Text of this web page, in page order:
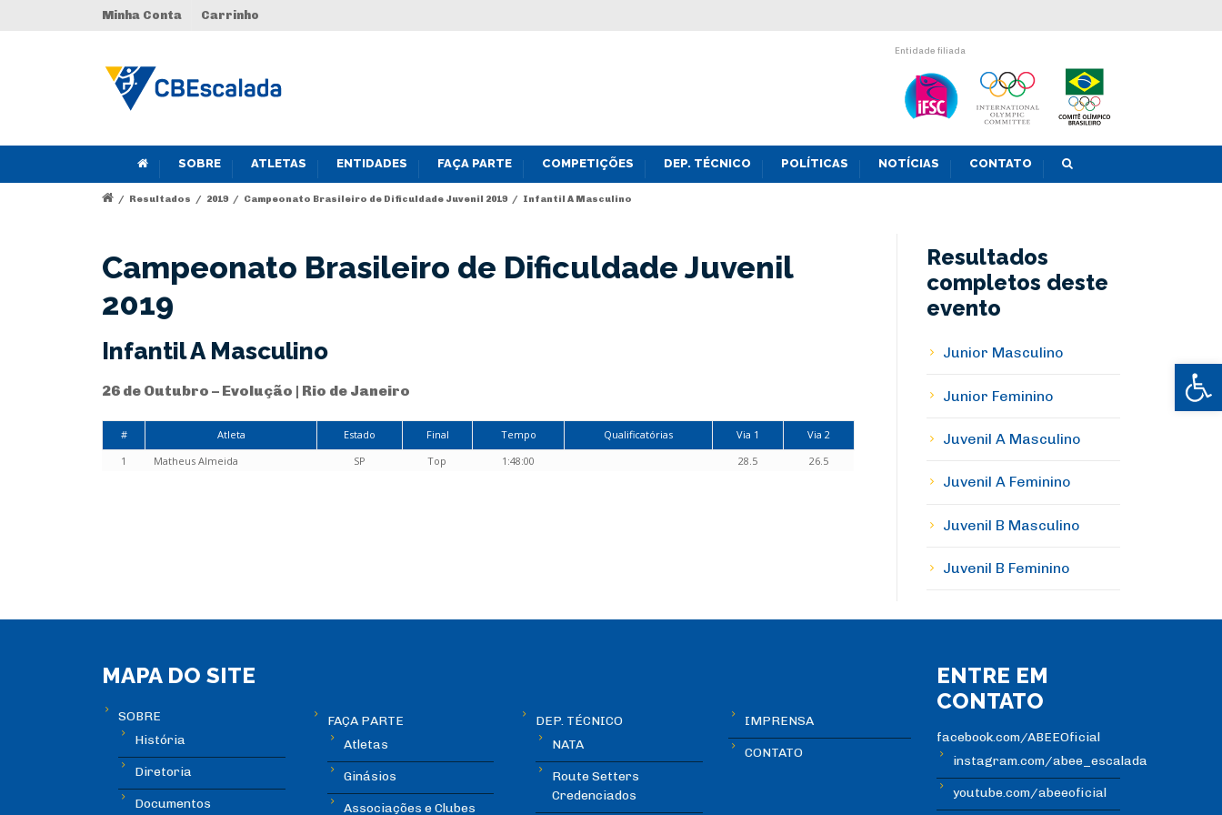
Abrir
Minha Conta Carrinho
Entidade filiada
SOBRE ATLETAS ENTIDADES FAÇA PARTE COMPETIÇÕES DEP. TÉCNICO POLÍTICAS NOTÍCIAS CONTATO
/ Resultados / 2019 / Campeonato Brasileiro de Dificuldade Juvenil 2019 / Infantil A Masculino
Campeonato Brasileiro de Dificuldade Juvenil
2019
Infantil A Masculino
26 de Outubro – Evolução | Rio de Janeiro
# Atleta Estado Final Tempo Qualificatórias Via 1
Via 2
1
Matheus Almeida SP Top 1:48:00 28.5 26.5
Resultados
completos deste
evento
Junior Masculino
Junior Feminino
Juvenil A Masculino
Juvenil A Feminino
Juvenil B Masculino
Juvenil B Feminino
MAPA DO SITE
SOBRE
História
Diretoria
Documentos
FAÇA PARTE
Atletas
Ginásios
Associações e Clubes
DEP. TÉCNICO
NATA
Route Setters
Credenciados
IMPRENSA
CONTATO
ENTRE EM
CONTATO
facebook.com/ABEEOficial
instagram.com/abee_escalada
youtube.com/abeeoficial